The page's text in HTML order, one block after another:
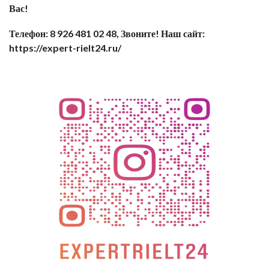
Вас!
Телефон: 8 926 481 02 48, Звоните! Наш сайт:
https://expert-rielt24.ru/